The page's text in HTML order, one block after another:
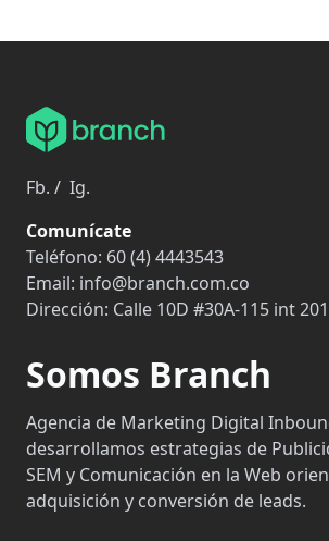
Fb. / Ig.
Comunícate
Teléfono: 60 (4) 4443543
Email: info@branch.com.co
Dirección: Calle 10D #30A-115 int 201
Somos Branch
Agencia de Marketing Digital
desarrollamos estrategias de
SEM y Comunicación en la Web
adquisición y conversión de leads.